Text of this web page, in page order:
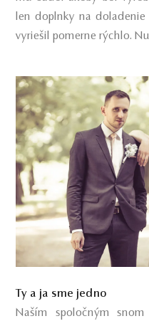
len doplnky na
vyriešil pomerne rýchlo.
Ty a ja sme jedno
Naším spoločným